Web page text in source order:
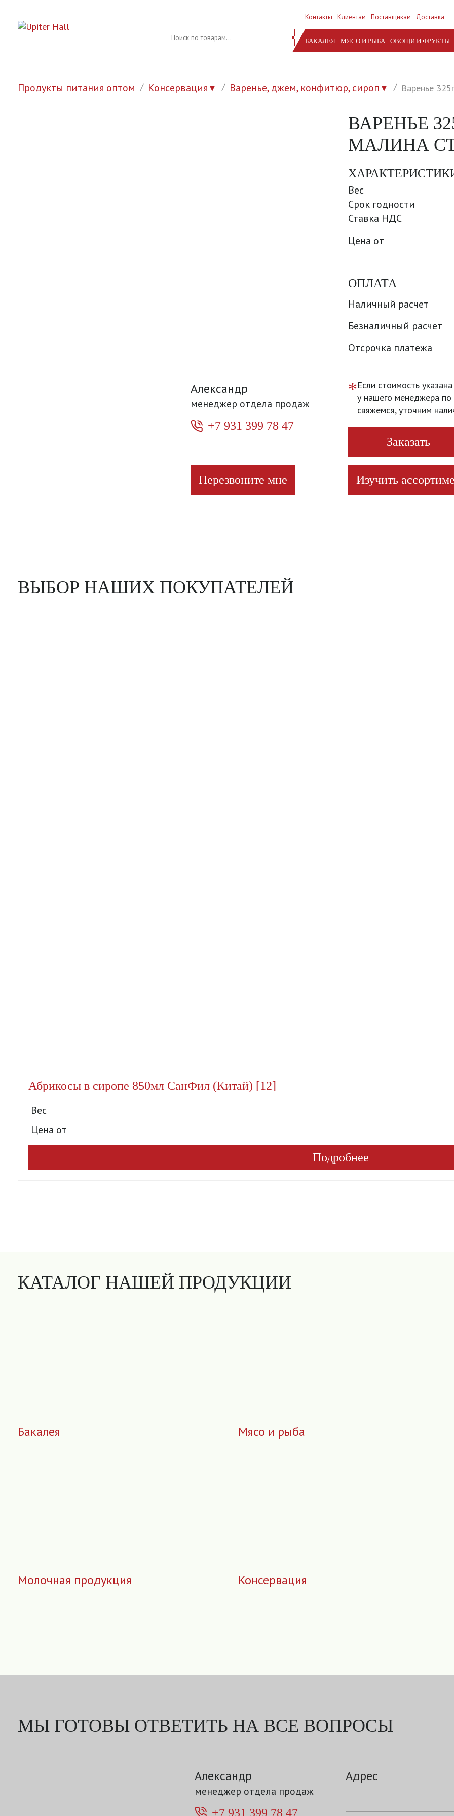
Контакты Клиентам Поставщикам Доставка
БАКАЛЕЯ МЯСО И РЫБА ОВОЩИ И ФРУКТЫ
Продукты питания оптом Консервация▼ Варенье, джем, конфитюр, сироп▼ Варенье
Александр
менеджер отдела продаж
+7 931 399 78 47
Перезвоните мне
ВАРЕНЬЕ
МАЛИНА
Вес
Срок годности
Ставка НДС
Цена от
ОПЛАТА
Наличный расчет
Безналичный расчет
Отсрочка платежа
*Если стоимость
у нашего менеджера по
свяжемся, уточним
Заказать
Изучить
ВЫБОР НАШИХ ПОКУПАТЕЛЕЙ
Абрикосы в сиропе 850мл СанФил (Китай) [12]
Вес
Цена от
Подробнее
КАТАЛОГ НАШЕЙ ПРОДУКЦИИ
Бакалея Мясо и рыба
Молочная продукция Консервация
МЫ ГОТОВЫ ОТВЕТИТЬ НА ВСЕ ВОПРОСЫ
Александр
менеджер отдела продаж
+7 931 399 78 47
Адрес